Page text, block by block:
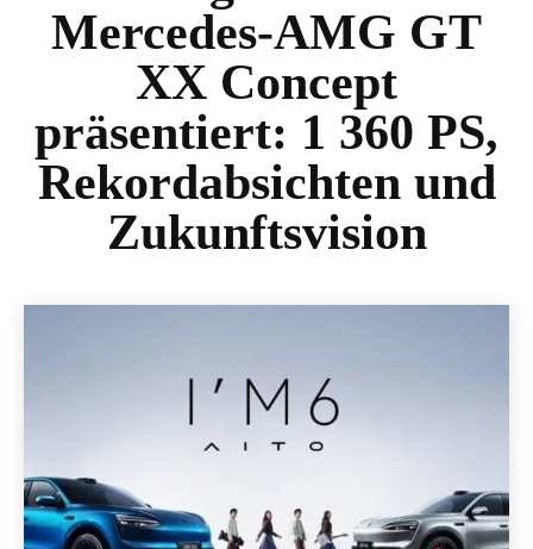
Mercedes-AMG GT
XX Concept
präsentiert: 1 360 PS,
Rekordabsichten und
Zukunftsvision